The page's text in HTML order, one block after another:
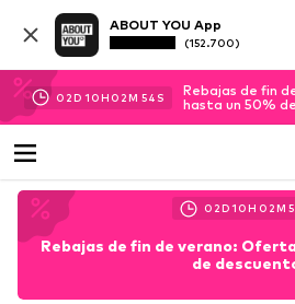
ABOUT YOU App
(152.700)
02D 10H 02M 52 S
Rebajas de fin
hasta un 50%
02D10H 02M
Rebajas de fin de verano:
de